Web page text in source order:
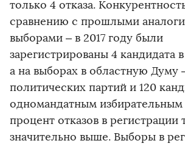
только 4 отказа.
сравнению с прошлыми
выборами – в 2017 году были
зарегистрированы 4 кандидата
а на выборах в областную Думу
политических партий и 120
одномандатным избирательным
процент отказов в регистрации
значительно выше. Выборы в